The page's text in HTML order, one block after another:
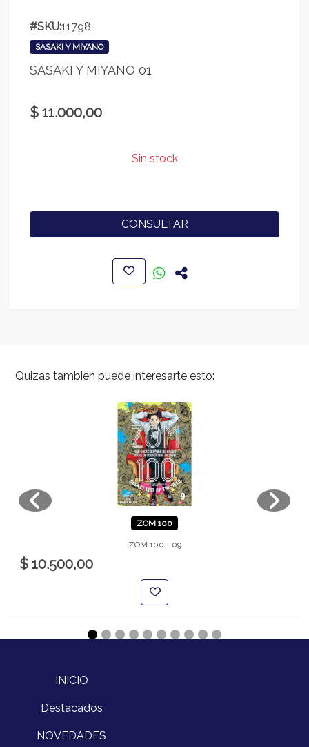
#SKU:11798
SASAKI Y MIYANO
SASAKI Y MIYANO 01
$ 11.000,00
Sin stock
CONSULTAR
Quizas tambien puede interesarte esto:
ZOM 100
ZOM 100 - 09
$ 10.500,00
INICIO
Destacados
NOVEDADES